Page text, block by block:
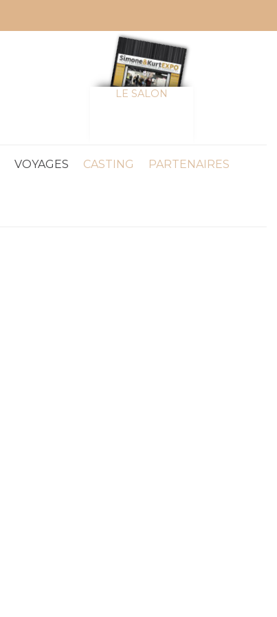
LE SALON
VOYAGES CASTING PARTENAIRES